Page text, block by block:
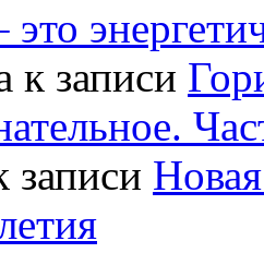
это
к записи
записи